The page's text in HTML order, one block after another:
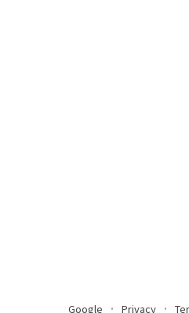
Google Privacy